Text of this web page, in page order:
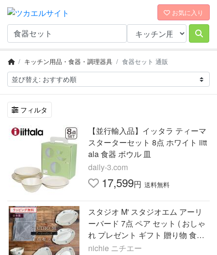
お気に入り
キッチン用品・食器・調理器具 食器セット 通販
フィルタ
【並行輸入品】イッタラ ティーマ
スターターセット 8点 ホワイト iitt
ala 食器 ボウル 皿
daily-3.com
17,599円 送料無料
スタジオ M' スタジオエム アーリ
ーバード 7点 ペア セット ( おしゃ
れ プレゼント ギフト 贈り物 食器
セット ブランド)
nichie ニチエー